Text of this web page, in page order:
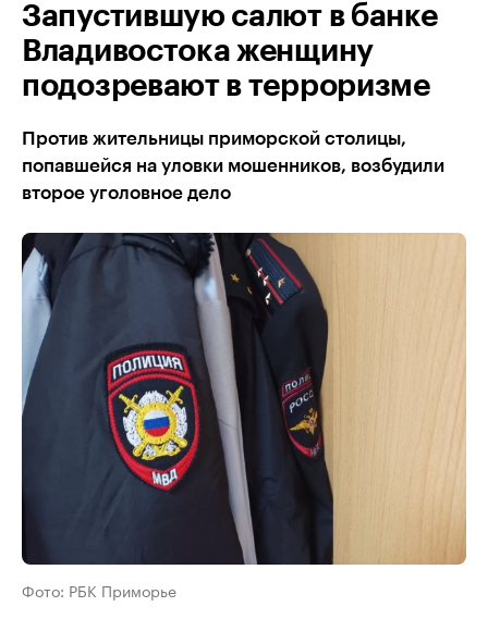
Запустившую салют в банке
Владивостока женщину
подозревают в терроризме
Против жительницы приморской столицы,
попавшейся на уловки мошенников, возбудили
второе уголовное дело
Фото: РБК Приморье